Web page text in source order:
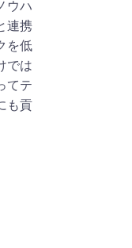
ウハ
連携
を低
では
てテ
も貢